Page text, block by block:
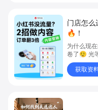
门店怎么
🔥！
为什么现
卷了😮‍💨
还没开始
💸 获取资